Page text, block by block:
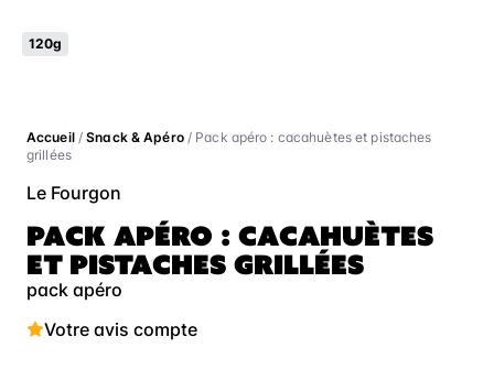
120g
Accueil/Snack & Apéro/ Pack apéro : cacahuètes et pistaches
grillées
Le Fourgon
PACK APÉRO : CACAHUÈTES
ET PISTACHES GRILLÉES
pack apéro
Votre avis compte